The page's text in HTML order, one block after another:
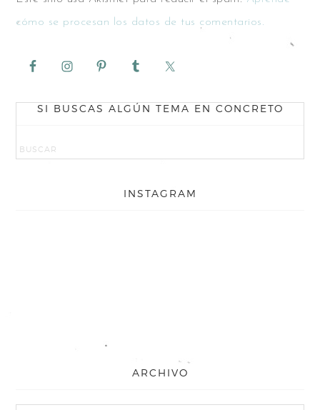
cómo se procesan los datos de tus comentarios.
SI BUSCAS ALGÚN TEMA EN CONCRETO
INSTAGRAM
ARCHIVO